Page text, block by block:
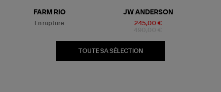
En rupture
FARM RIO
245,00 €
JW ANDERSON
TOUTE SA SÉLECTION